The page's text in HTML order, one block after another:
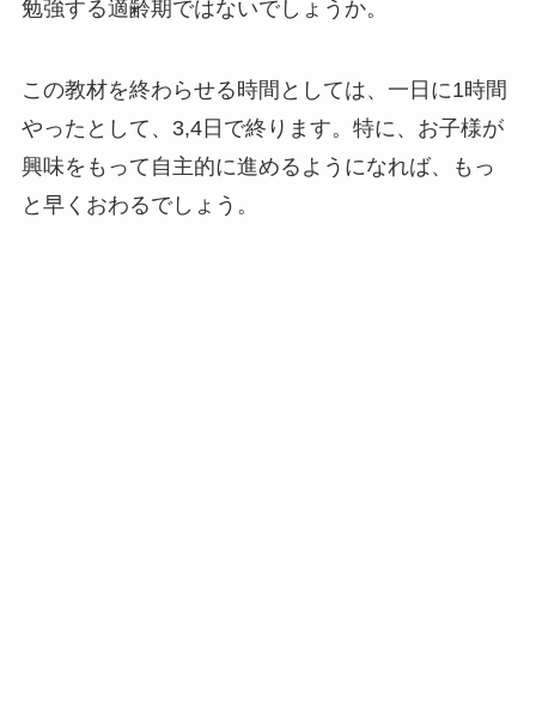
勉強する適齢期ではないでしょうか。
この教材を終わらせる時間としては、一日に1時間
やったとして、3,4日で終ります。特に、お子様が
興味をもって自主的に進めるようになれば、もっ
と早くおわるでしょう。